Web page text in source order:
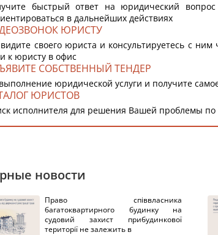
быстрый ответ на юридический
в дальнейших действиях
ЮРИСТУ
своего юриста и консультируетесь с
к юристу в офис
СОБСТВЕННЫЙ ТЕНДЕР
юридической услуги и получите
ЮРИСТОВ
исполнителя для решения Вашей проблемы по
новости
Право співвласника
багатоквартирного будинку на
судовий захист прибудинкової
території не залежить в